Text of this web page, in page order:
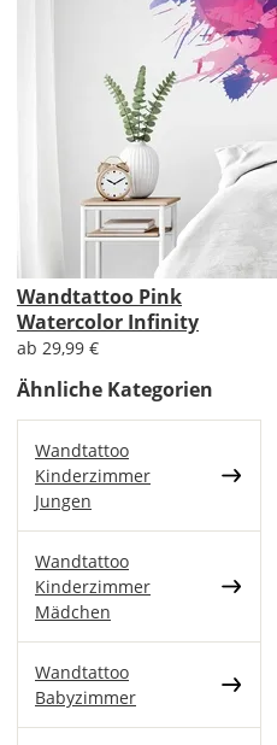
Wandtattoo Pink
Watercolor Infinity
ab 29,99 €
Ähnliche Kategorien
Wandtattoo
Kinderzimmer
Jungen
Wandtattoo
Kinderzimmer
Mädchen
Wandtattoo
Babyzimmer